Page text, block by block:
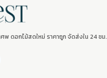
พ ดอกไม้สดใหม่ ราคาถูก จัดส่งใน 24 ชม.